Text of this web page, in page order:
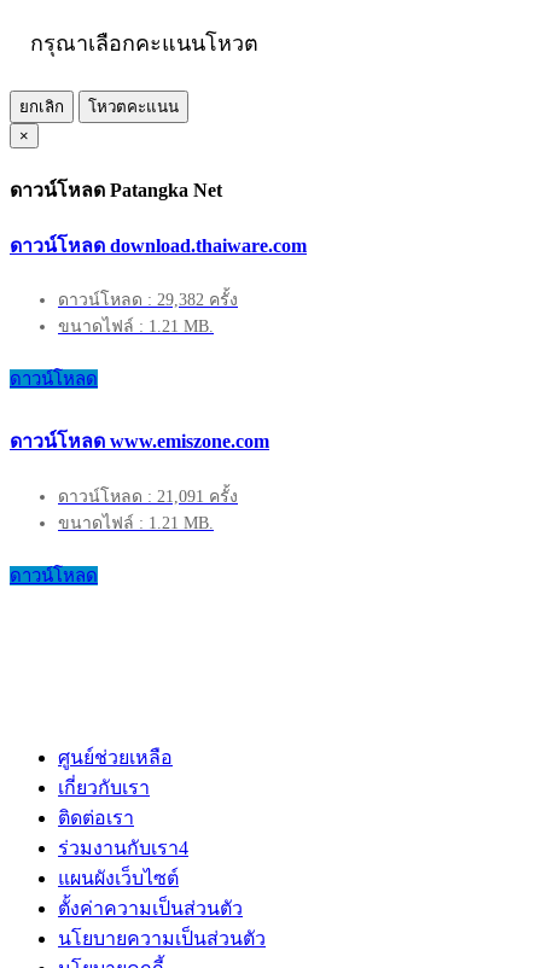
กรุณาเลือกคะแนนโหวต
ยกเลิก
โหวตคะแนน
×
ดาวน์โหลด Patangka Net
ดาวน์โหลด download.thaiware.com
ดาวน์โหลด : 29,382 ครั้ง
ขนาดไฟล์ : 1.21 MB.
ดาวน์โหลด
ดาวน์โหลด www.emiszone.com
ดาวน์โหลด : 21,091 ครั้ง
ขนาดไฟล์ : 1.21 MB.
ดาวน์โหลด
ศูนย์ช่วยเหลือ
เกี่ยวกับเรา
ติดต่อเรา
ร่วมงานกับเรา4
แผนผังเว็บไซต์
ตั้งค่าความเป็นส่วนตัว
นโยบายความเป็นส่วนตัว